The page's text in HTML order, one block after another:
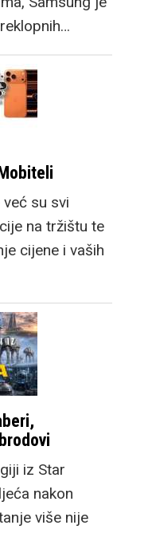
su svi
na tržištu te
cijene i vaših
iz Star
nakon
više nije